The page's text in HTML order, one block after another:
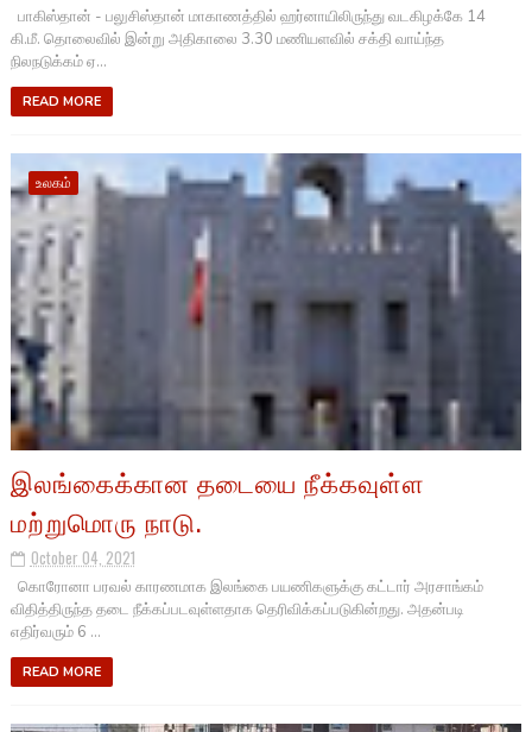
பாகிஸ்தான் - பலுசிஸ்தான் மாகாணத்தில் ஹர்னாயிலிருந்து வடகிழக்கே 14
கி.மீ. தொலைவில் இன்று அதிகாலை 3.30 மணியளவில் சக்தி வாய்ந்த
நிலநடுக்கம் ஏ...
READ MORE
உலகம்
இலங்கைக்கான தடையை நீக்கவுள்ள
மற்றுமொரு நாடு.
October 04, 2021
கொரோனா பரவல் காரணமாக இலங்கை பயணிகளுக்கு கட்டார் அரசாங்கம்
விதித்திருந்த தடை நீக்கப்படவுள்ளதாக தெரிவிக்கப்படுகின்றது. அதன்படி
எதிர்வரும் 6 ...
READ MORE